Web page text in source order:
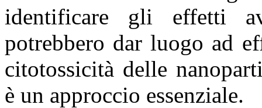
identificare gli effetti
potrebbero dar luogo ad
citotossicità delle
è un approccio